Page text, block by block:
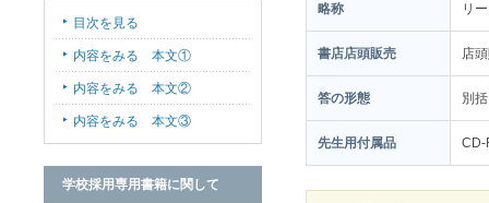
略称 リ
書店店頭販売 店
答の形態 別
先生用付属品 CD-
目次を見る
内容をみる 本文①
内容をみる 本文②
内容をみる 本文③
学校採用専用書籍に関して